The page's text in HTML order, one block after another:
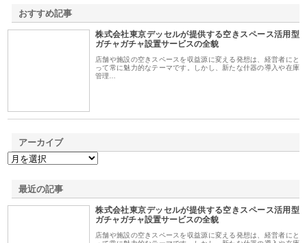
おすすめ記事
株式会社東京デッセルが提供する空きスペース活用型
ガチャガチャ設置サービスの全貌
店舗や施設の空きスペースを収益源に変える発想は、経営者にと
って常に魅力的なテーマです。しかし、新たな什器の導入や在庫
管理…
アーカイブ
最近の記事
株式会社東京デッセルが提供する空きスペース活用型
ガチャガチャ設置サービスの全貌
店舗や施設の空きスペースを収益源に変える発想は、経営者にと